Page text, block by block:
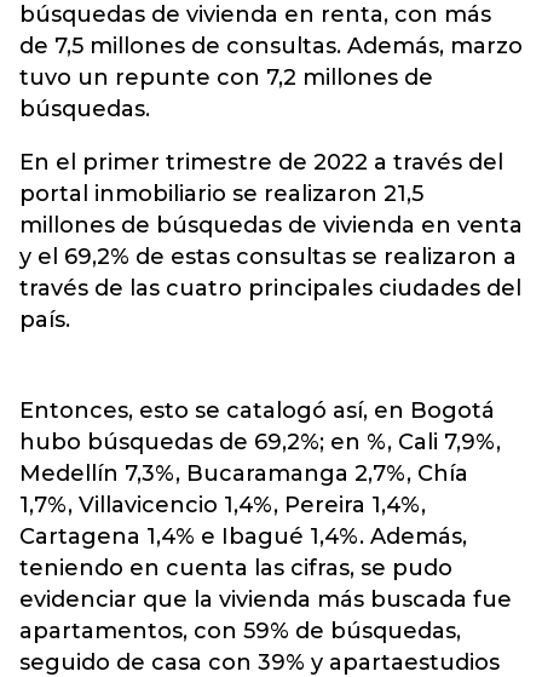
búsquedas de vivienda en renta, con más
de 7,5 millones de consultas. Además, marzo
tuvo un repunte con 7,2 millones de
búsquedas.
En el primer trimestre de 2022 a través del
portal inmobiliario se realizaron 21,5
millones de búsquedas de vivienda en venta
y el 69,2% de estas consultas se realizaron a
través de las cuatro principales ciudades del
país.
Entonces, esto se catalogó así, en Bogotá
hubo búsquedas de 69,2%; en %, Cali 7,9%,
Medellín 7,3%, Bucaramanga 2,7%, Chía
1,7%, Villavicencio 1,4%, Pereira 1,4%,
Cartagena 1,4% e Ibagué 1,4%. Además,
teniendo en cuenta las cifras, se pudo
evidenciar que la vivienda más buscada fue
apartamentos, con 59% de búsquedas,
seguido de casa con 39% y apartaestudios